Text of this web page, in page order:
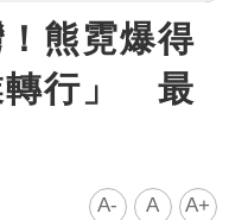
熊霓爆得
轉行」 最
A- A A+